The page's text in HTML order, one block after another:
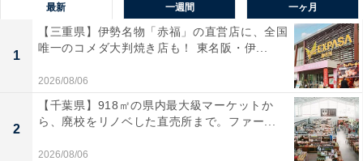
最新 一週間 一ヶ月
1
【三重県】伊勢名物「赤福」の直営店に、全国
唯一のコメダ大判焼き店も！ 東名阪・伊...
2026/08/06
2
【千葉県】918㎡の県内最大級マーケットか
ら、廃校をリノベした直売所まで。ファー...
2026/08/06